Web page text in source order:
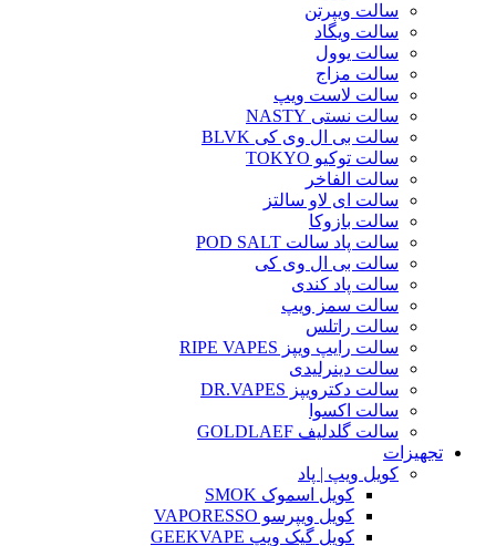
سالت ویپرتن
سالت ویگاد
سالت یوول
سالت مزاج
سالت لاست ویپ
سالت نستی NASTY
سالت بی ال وی کی BLVK
سالت توکیو TOKYO
سالت الفاخر
سالت ای لاو سالتز
سالت بازوکا
سالت پاد سالت POD SALT
سالت بی ال وی کی
سالت پاد کندی
سالت سمز ویپ
سالت راتلس
سالت رایپ ویپز RIPE VAPES
سالت دینرلیدی
سالت دکترویپز DR.VAPES
سالت اکسوا
سالت گلدلیف GOLDLAEF
تجهیزات
کویل ویپ | پاد
کویل اسموک SMOK
کویل ویپرسو VAPORESSO
کویل گیک ویپ GEEKVAPE